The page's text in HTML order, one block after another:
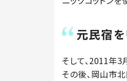
元民宿
そして、2011年
その後、岡山市